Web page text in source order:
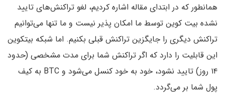
همانطور که در ابتدای مقاله اشاره کردیم، لغو تراکنش‌های تایید
نشده بیت کوین توسط ما امکان پذیر نیست و ما تنها می‌توانیم
تراکنش دیگری را جایگزین تراکنش قبلی بکنیم. اما شبکه بیتکوین
این قابلیت را دارد که اگر تراکنش شما برای مدت مشخصی (حدود
۱۴ روز) تایید نشود، خود به خود کنسل می‌شود و BTC به کیف
پول شما بر می‌گردد.